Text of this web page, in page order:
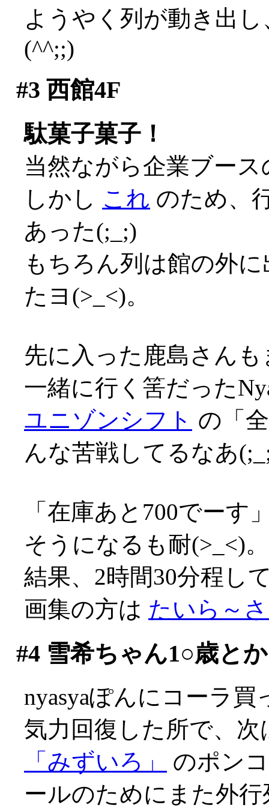
ようやく列が動き出
(^^;;)
#3 西館4F
駄菓子菓子！
当然ながら企業ブー
しかし これ のため、
あった(;_;)
もちろん列は館の外
たヨ(>_<)。
先に入った鹿島さん
一緒に行く筈だった
ユニゾンシフト の「
んな苦戦してるなあ
「在庫あと700でーす
そうになるも耐(>_<)。
結果、2時間30分程し
画集の方は たいら～
#4雪希ちゃん1○歳とか
nyasyaぽんにコーラ
気力回復した所で、
「みずいろ」
のポン
ールのためにまた外行